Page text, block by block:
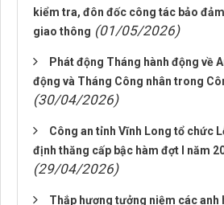
kiểm tra, đôn đốc công tác bảo
giao thông (01/05/2026)
Phát động Tháng hành động về
động và Tháng Công nhân trong
(30/04/2026)
Công an tỉnh Vĩnh Long tổ chức
định thăng cấp bậc hàm đợt I năm
(29/04/2026)
Thắp hương tưởng niệm các anh